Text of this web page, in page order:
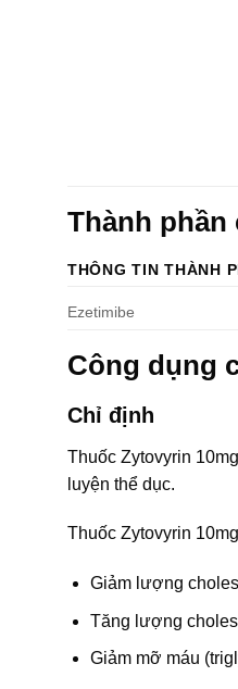
Thành phần
THÔNG TIN THÀNH
Ezetimibe
Công dụng
Chỉ định
Thuốc Zytovyrin
luyện thể dục.
Thuốc Zytovyrin
Giảm lượng
Tăng lượng
Giảm mỡ máu